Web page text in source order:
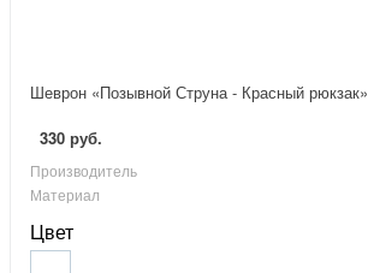
Шеврон «Позывной Струна - Красный рюкзак»
330 руб.
Производитель
Материал
Цвет